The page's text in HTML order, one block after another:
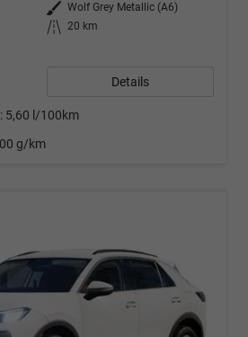
Außenfarbe Wolf Grey Metallic (A6)
Kilometerstand
20 km
Details
5,60 l/100km
g/km